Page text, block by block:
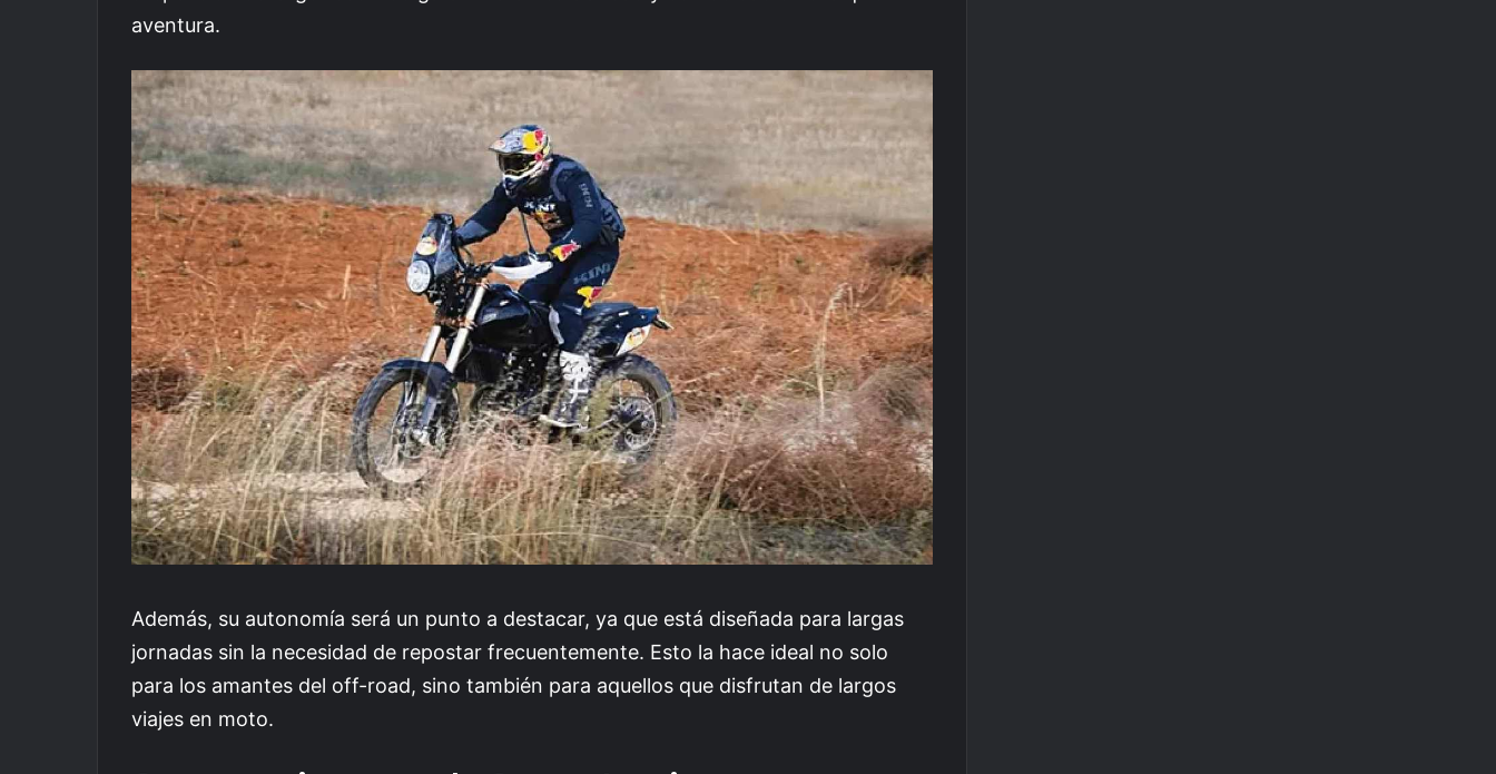
aventura.
Además, su autonomía será un punto a destacar, ya que está diseñada para largas
jornadas sin la necesidad de repostar frecuentemente. Esto la hace ideal no solo
para los amantes del off-road, sino también para aquellos que disfrutan de largos
viajes en moto.